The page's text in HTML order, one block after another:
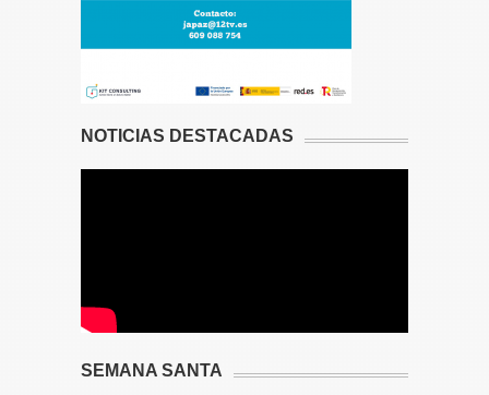
NOTICIAS DESTACADAS
SEMANA SANTA